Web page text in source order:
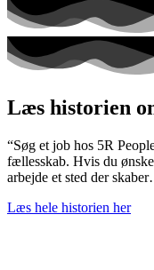
Læs historien
“Søg et job hos 5R
fællesskab. Hvis du
arbejde et sted der
Læs hele historien her